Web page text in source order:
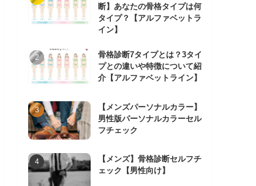
断】あなたの骨格タイプは何
タイプ？【アルファベットラ
イン】
骨格診断7タイプとは？3タイ
プとの違いや特徴について紹
介【アルファベットライン】
【メンズパーソナルカラー】
男性版パーソナルカラーセル
フチェック
【メンズ】骨格診断セルフチ
ェック【男性向け】